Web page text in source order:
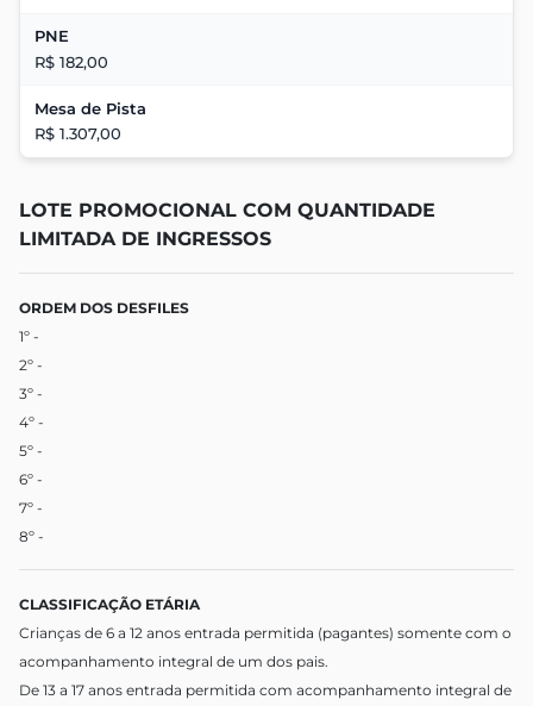
PNE
R$ 182,00
Mesa de Pista
R$ 1.307,00
LOTE PROMOCIONAL COM QUANTIDADE
LIMITADA DE INGRESSOS
ORDEM DOS DESFILES
1º -
2º -
3º -
4º -
5º -
6º -
7º -
8º -
CLASSIFICAÇÃO ETÁRIA
Crianças de 6 a 12 anos entrada permitida (pagantes) somente com o
acompanhamento integral de um dos pais.
De 13 a 17 anos entrada permitida com acompanhamento integral de